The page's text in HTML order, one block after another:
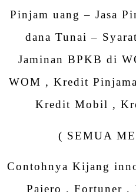
Pinjam uang – Jasa
dana Tunai –
Jaminan BPKB di
WOM , Kredit
Kredit Mobil ,
( SEMUA
Contohnya Kijang
Pajero , Fortuner ,